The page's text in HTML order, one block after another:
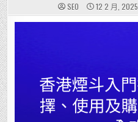
SEO 12 2 月, 2025